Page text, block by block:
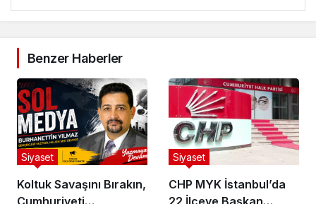
Benzer Haberler
Koltuk Savaşını Bırakın,
Siyaset
CHP MYK İstanbul’da
Siyaset